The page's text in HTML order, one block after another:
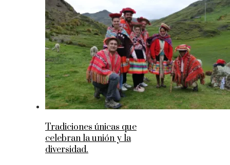
Tradiciones únicas que
celebran la unión y la
diversidad.